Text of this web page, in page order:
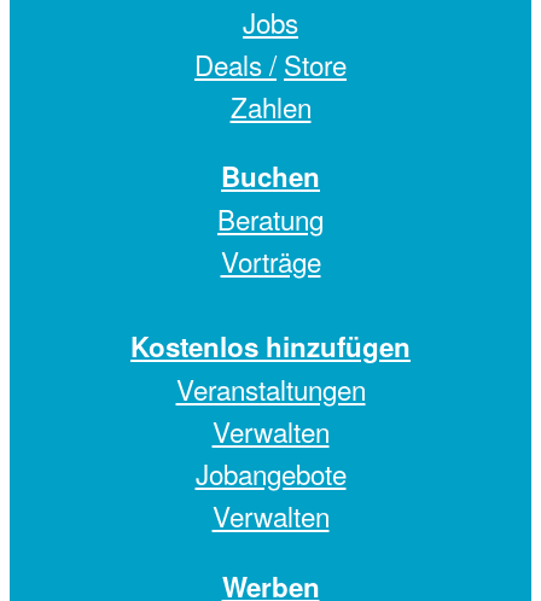
Jobs
Deals / Store
Zahlen
Buchen
Beratung
Vorträge
Kostenlos hinzufügen
Veranstaltungen
Verwalten
Jobangebote
Verwalten
Werben